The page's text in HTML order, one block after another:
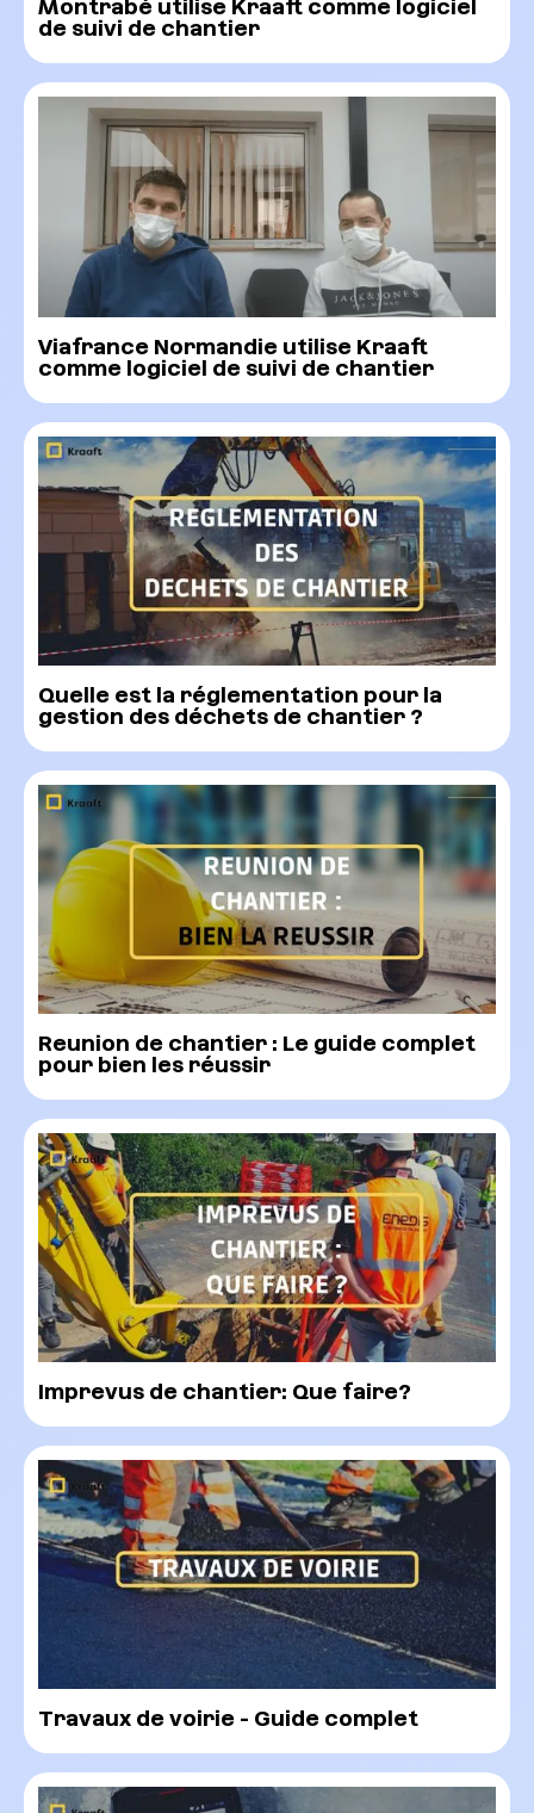
Montrabé utilise Kraaft comme logiciel
de suivi de chantier
Viafrance Normandie utilise Kraaft
comme logiciel de suivi de chantier
Quelle est la réglementation pour la
gestion des déchets de chantier ?
Reunion de chantier : Le guide complet
pour bien les réussir
Imprevus de chantier: Que faire?
Travaux de voirie - Guide complet